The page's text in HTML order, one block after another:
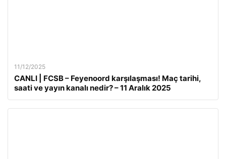
11/12/2025
CANLI | FCSB – Feyenoord karşılaşması! Maç tarihi,
saati ve yayın kanalı nedir? – 11 Aralık 2025